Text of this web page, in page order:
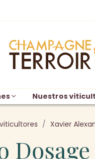
Nuestros
Xavier